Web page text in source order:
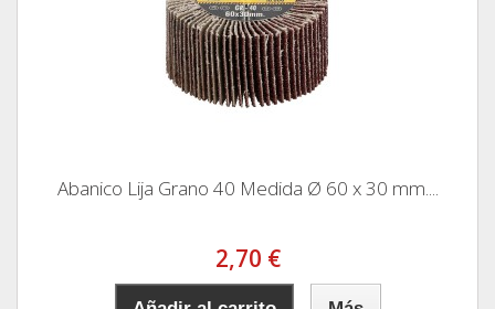
Abanico Lija Grano 40 Medida Ø 60 x 30 mm....
2,70 €